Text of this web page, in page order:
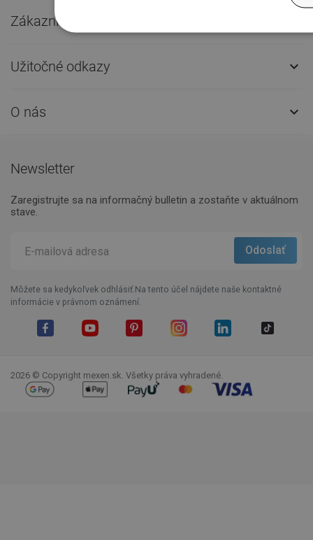
Zákaznícky servis
Užitočné odkazy 
O nás 
Newsletter
Zaregistrujte sa na informačný bulletin a zostaňte v aktuálnom
stave.
Môžete sa kedykoľvek odhlásiť.Na tento účel nájdete naše kontaktné
informácie v právnom oznámení.
2026 © Copyright mexen.sk. Všetky práva vyhradené.